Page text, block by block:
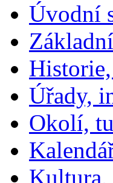
Úvodní
Úřady,
Okolí,
Kultura,